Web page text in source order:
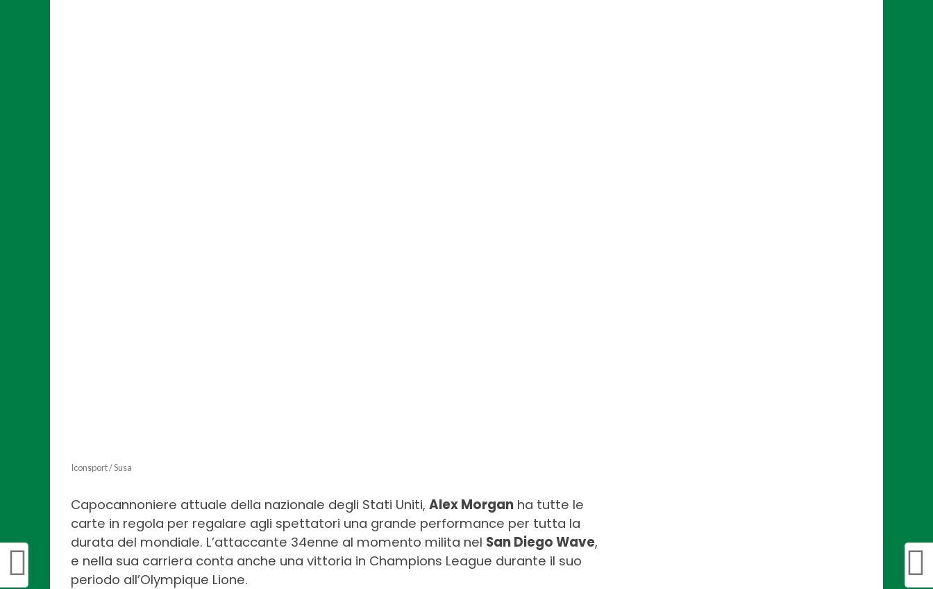
Iconsport / Susa
Capocannoniere attuale della nazionale degli Stati Uniti, Alex Morgan ha tutte le
carte in regola per regalare agli spettatori una grande performance per tutta la
durata del mondiale. L’attaccante 34enne al momento milita nel San Diego Wave,
e nella sua carriera conta anche una vittoria in Champions League durante il suo
periodo all’Olympique Lione.